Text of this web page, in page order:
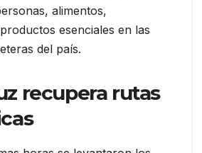
alimentos,
esenciales en las
del país.
recupera rutas